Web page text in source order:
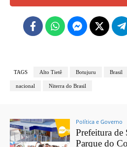
TAGS Alto Tietê Botujuru Brasil
nacional Niterra do Brasil
Política e Governo
Prefeitura de
Parque do